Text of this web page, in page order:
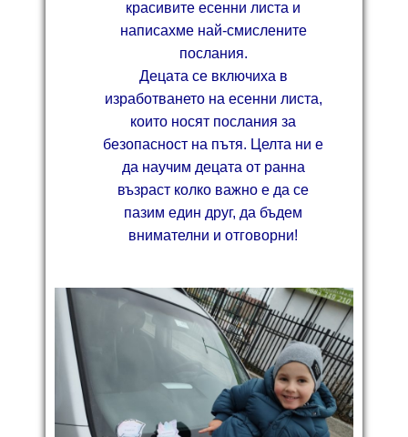
красивите есенни листа и
написахме най-смислените
послания.
Децата се включиха в
изработването на есенни листа,
които носят послания за
безопасност на пътя. Целта ни е
да научим децата от ранна
възраст колко важно е да се
пазим един друг, да бъдем
внимателни и отговорни!